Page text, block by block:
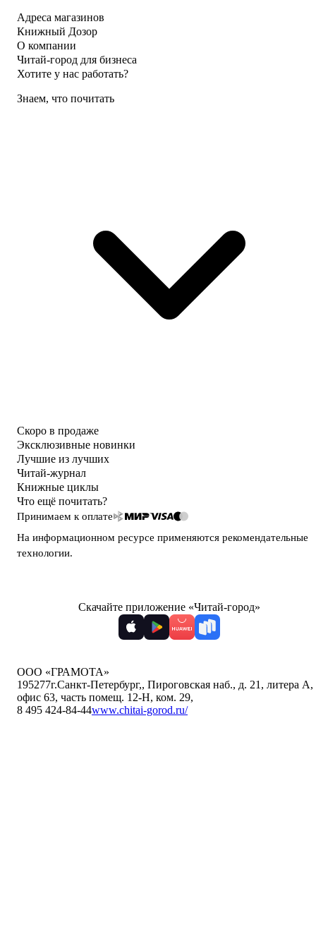
Адреса магазинов
Книжный Дозор
О компании
Читай-город для бизнеса
Хотите у нас работать?
Знаем, что почитать
Скоро в продаже
Эксклюзивные новинки
Лучшие из лучших
Читай-журнал
Книжные циклы
Что ещё почитать?
Принимаем к оплате
На информационном ресурсе применяются рекомендательные
технологии.
Скачайте приложение «Читай-город»
ООО «ГРАМОТА»
195277г.Санкт-Петербург,, Пироговская наб., д. 21, литера А,
офис 63, часть помещ. 12-Н, ком. 29,
8 495 424-84-44www.chitai-gorod.ru/